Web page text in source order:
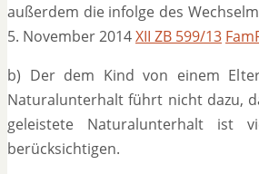
außerdem die infolge des
5. November 2014XII ZB 599/13
b) Der dem Kind von einem
Naturalunterhalt führt nicht dazu,
geleistete Naturalunterhalt ist
berücksichtigen.